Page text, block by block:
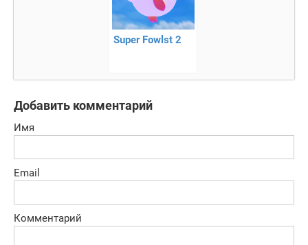
Super Fowlst 2
Добавить комментарий
Имя
Email
Комментарий